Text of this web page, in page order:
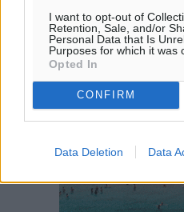
I want to opt-out of
Retention, Sale, and/or
Personal Data that Is
Purposes for which it was
Opted In
CONFIRM
Data Deletion Data